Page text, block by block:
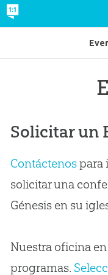
Solicitar un
Contáctenospara
solicitar una
Génesis en su
Nuestra oficina
programas.